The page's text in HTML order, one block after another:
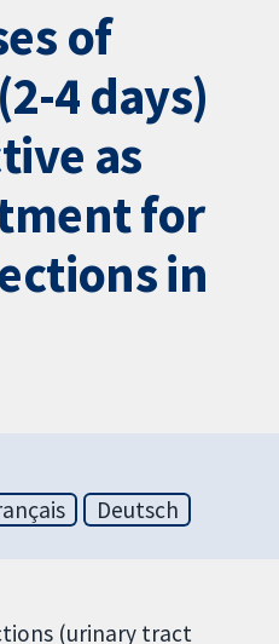
of
4 days)
as
for
in
Deutsch
(urinary tract